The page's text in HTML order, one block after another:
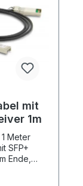
mit
1m
Meter
SFP+
Ende,
von 0°C